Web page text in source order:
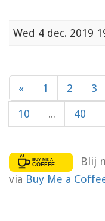
Wed 4 dec. 2019
« 1 2 3
10 ... 40
Blij
via Buy Me a